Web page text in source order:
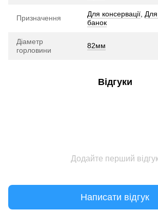
Призначення Для консервації, Для
банок
Діаметр
горловини
82мм
Відгуки
Додайте перший
Написати відгук